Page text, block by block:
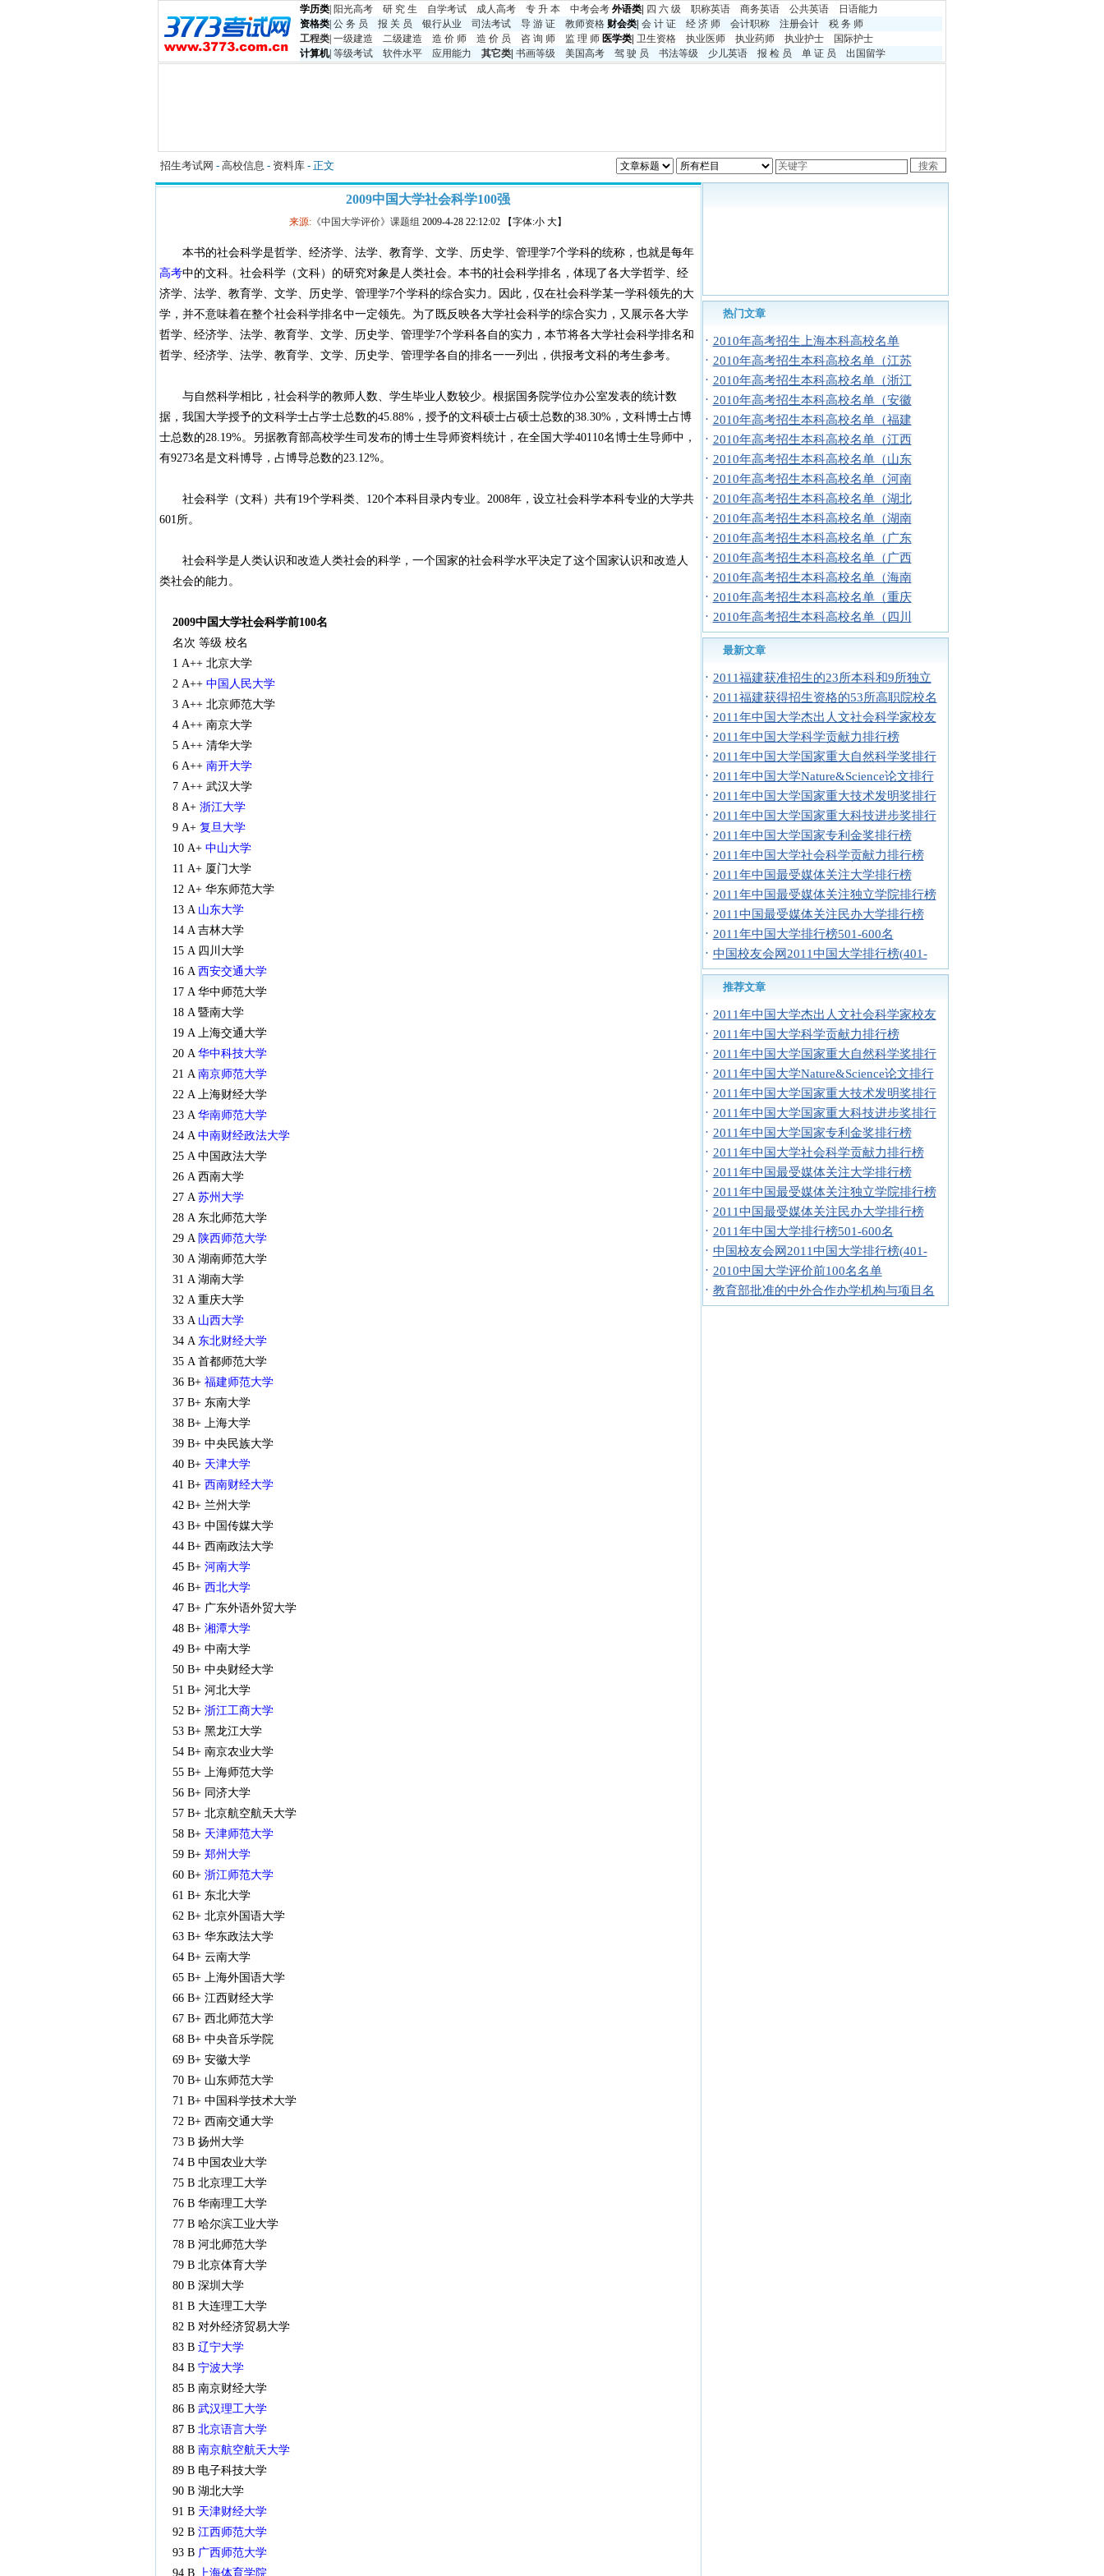
学历类 阳光高考 研 究 生 自学考试 成人高考 专 升 本 中考会考 外语类| 四 六 级 职称英语 商务英语 公共英语
日语能力
资格类 公 务 员 报 关 员 银行从业 司法考试 导 游 证 教师资格 财会类| 会 计 证 经 济 师 会计职称 注册会计
税 务 师
工程类 一级建造 二级建造 造 价 师 造 价 员 咨 询 师 监 理 师 医学类| 卫生资格 执业医师 执业药师 执业护士
国际护士
计算机| 等级考试 软件水平 应用能力 其它类 书画等级 美国高考 驾 驶 员 书法等级 少儿英语 报 检 员 单 证 员 出国留学
招生考试网 - 高校信息 - 资料库 - 正文
2009中国大学社会科学100强
来源: 《中国大学评价》课题组 2009-4-28 22:12:02 【字体:小 大】
本书的社会科学是哲学、经济学、法学、教育学、文学、历史学、管理学7个学科的统称，也就是每年
高考中的文科。社会科学（文科）的研究对象是人类社会。本书的社会科学排名，体现了各大学哲学、经
济学、法学、教育学、文学、历史学、管理学7个学科的综合实力。因此，仅在社会科学某一学科领先的大
学，并不意味着在整个社会科学排名中一定领先。为了既反映各大学社会科学的综合实力，又展示各大学
哲学、经济学、法学、教育学、文学、历史学、管理学7个学科各自的实力，本节将各大学社会科学排名和
哲学、经济学、法学、教育学、文学、历史学、管理学各自的排名一一列出，供报考文科的考生参考。
与自然科学相比，社会科学的教师人数、学生毕业人数较少。根据国务院学位办公室发表的统计数
据，我国大学授予的文科学士占学士总数的45.88%，授予的文科硕士占硕士总数的38.30%，文科博士占博
士总数的28.19%。另据教育部高校学生司发布的博士生导师资料统计，在全国大学40110名博士生导师中，
有9273名是文科博导，占博导总数的23.12%。
社会科学（文科）共有19个学科类、120个本科目录内专业。2008年，设立社会科学本科专业的大学共
601所。
社会科学是人类认识和改造人类社会的科学，一个国家的社会科学水平决定了这个国家认识和改造人
类社会的能力。
2009中国大学社会科学前100名
名次 等级 校名
1 A++ 北京大学
2 A++ 中国人民大学
3 A++ 北京师范大学
4 A++ 南京大学
5 A++ 清华大学
6 A++ 南开大学
7 A++ 武汉大学
8 A+ 浙江大学
9 A+ 复旦大学
10 A+ 中山大学
11 A+ 厦门大学
12 A+ 华东师范大学
13 A 山东大学
14 A 吉林大学
15 A 四川大学
16 A 西安交通大学
17 A 华中师范大学
18 A 暨南大学
19 A 上海交通大学
20 A 华中科技大学
21 A 南京师范大学
22 A 上海财经大学
23 A 华南师范大学
24 A 中南财经政法大学
25 A 中国政法大学
26 A 西南大学
27 A 苏州大学
28 A 东北师范大学
29 A 陕西师范大学
30 A 湖南师范大学
31 A 湖南大学
32 A 重庆大学
33 A 山西大学
34 A 东北财经大学
35 A 首都师范大学
36 B+ 福建师范大学
37 B+ 东南大学
38 B+ 上海大学
39 B+ 中央民族大学
40 B+ 天津大学
41 B+ 西南财经大学
42 B+ 兰州大学
43 B+ 中国传媒大学
44 B+ 西南政法大学
45 B+ 河南大学
46 B+ 西北大学
47 B+ 广东外语外贸大学
48 B+ 湘潭大学
49 B+ 中南大学
50 B+ 中央财经大学
51 B+ 河北大学
52 B+ 浙江工商大学
53 B+ 黑龙江大学
54 B+ 南京农业大学
55 B+ 上海师范大学
56 B+ 同济大学
57 B+ 北京航空航天大学
58 B+ 天津师范大学
59 B+ 郑州大学
60 B+ 浙江师范大学
61 B+ 东北大学
62 B+ 北京外国语大学
63 B+ 华东政法大学
64 B+ 云南大学
65 B+ 上海外国语大学
66 B+ 江西财经大学
67 B+ 西北师范大学
68 B+ 中央音乐学院
69 B+ 安徽大学
70 B+ 山东师范大学
71 B+ 中国科学技术大学
72 B+ 西南交通大学
73 B 扬州大学
74 B 中国农业大学
75 B 北京理工大学
76 B 华南理工大学
77 B 哈尔滨工业大学
78 B 河北师范大学
79 B 北京体育大学
80 B 深圳大学
81 B 大连理工大学
82 B 对外经济贸易大学
83 B 辽宁大学
84 B 宁波大学
85 B 南京财经大学
86 B 武汉理工大学
87 B 北京语言大学
88 B 南京航空航天大学
89 B 电子科技大学
90 B 湖北大学
91 B 天津财经大学
92 B 江西师范大学
93 B 广西师范大学
94 B 上海体育学院
热门文章
· 2010年高考招生上海本科高校名单
· 2010年高考招生本科高校名单（江苏
· 2010年高考招生本科高校名单（浙江
· 2010年高考招生本科高校名单（安徽
· 2010年高考招生本科高校名单（福建
· 2010年高考招生本科高校名单（江西
· 2010年高考招生本科高校名单（山东
· 2010年高考招生本科高校名单（河南
· 2010年高考招生本科高校名单（湖北
· 2010年高考招生本科高校名单（湖南
· 2010年高考招生本科高校名单（广东
· 2010年高考招生本科高校名单（广西
· 2010年高考招生本科高校名单（海南
· 2010年高考招生本科高校名单（重庆
· 2010年高考招生本科高校名单（四川
最新文章
· 2011福建获准招生的23所本科和9所独立
· 2011福建获得招生资格的53所高职院校名
· 2011年中国大学杰出人文社会科学家校友
· 2011年中国大学科学贡献力排行榜
· 2011年中国大学国家重大自然科学奖排行
· 2011年中国大学Nature&Science论文排行
· 2011年中国大学国家重大技术发明奖排行
· 2011年中国大学国家重大科技进步奖排行
· 2011年中国大学国家专利金奖排行榜
· 2011年中国大学社会科学贡献力排行榜
· 2011年中国最受媒体关注大学排行榜
· 2011年中国最受媒体关注独立学院排行榜
· 2011中国最受媒体关注民办大学排行榜
· 2011年中国大学排行榜501-600名
· 中国校友会网2011中国大学排行榜(401-
推荐文章
· 2011年中国大学杰出人文社会科学家校友
· 2011年中国大学科学贡献力排行榜
· 2011年中国大学国家重大自然科学奖排行
· 2011年中国大学Nature&Science论文排行
· 2011年中国大学国家重大技术发明奖排行
· 2011年中国大学国家重大科技进步奖排行
· 2011年中国大学国家专利金奖排行榜
· 2011年中国大学社会科学贡献力排行榜
· 2011年中国最受媒体关注大学排行榜
· 2011年中国最受媒体关注独立学院排行榜
· 2011中国最受媒体关注民办大学排行榜
· 2011年中国大学排行榜501-600名
· 中国校友会网2011中国大学排行榜(401-
· 2010中国大学评价前100名名单
· 教育部批准的中外合作办学机构与项目名